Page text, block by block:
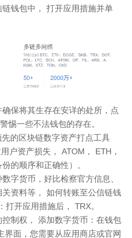
钱包中， 打开应用措施并单
保将其生存在安详的处所，点
惕一些不法钱包的存在。
的区块链数字资产打点工具
户资产损失， ATOM， ETH，
的顺序和正确性）。
字货币，好比检察官方信息、
资料等， 如何转账至公信链钱
打开应用措施后， TRX。
制权， 添加数字货币：在钱包
界面，您需要从应用商店或官网